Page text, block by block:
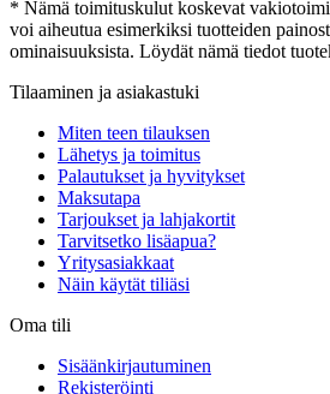
* Nämä toimituskulut koskevat
voi aiheutua esimerkiksi tuotteiden
ominaisuuksista. Löydät nämä tiedot
Tilaaminen ja asiakastuki
Miten teen tilauksen
Lähetys ja toimitus
Palautukset ja hyvitykset
Maksutapa
Tarjoukset ja lahjakortit
Tarvitsetko lisäapua?
Yritysasiakkaat
Näin käytät tiliäsi
Oma tili
Sisäänkirjautuminen
Rekisteröinti